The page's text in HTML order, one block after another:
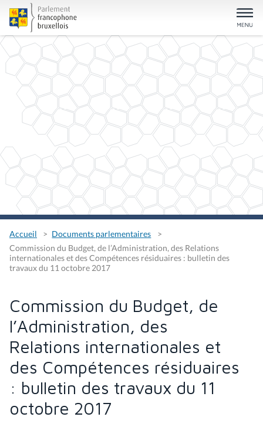
Accueil
Documents parlementaires
Commission du Budget, de l’Administration, des Relations
internationales et des Compétences résiduaires : bulletin des
travaux du 11 octobre 2017
Commission du Budget, de
l’Administration, des
Relations internationales et
des Compétences résiduaires
: bulletin des travaux du 11
octobre 2017